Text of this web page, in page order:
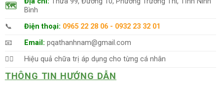
🗺
Bình
📞
Điện thoại: 0965 22 28 06 - 0932 23 32 01
📧
Email: pqathanhnam@gmail.com
👨‍⚕️
Hiệu quả chữa trị áp dụng cho từng cá nhân
THÔNG TIN HƯỚNG DẪN